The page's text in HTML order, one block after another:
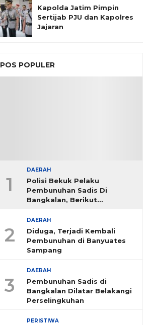
Kapolda Jatim Pimpin
Sertijab PJU dan Kapolres
Jajaran
POS POPULER
1
DAERAH
Polisi Bekuk Pelaku
Pembunuhan Sadis Di
Bangkalan, Berikut
2
DAERAH
Diduga, Terjadi Kembali
Pembunuhan di Banyuates
Sampang
3
DAERAH
Pembunuhan Sadis di
Bangkalan Dilatar Belakangi
Perselingkuhan
PERISTIWA